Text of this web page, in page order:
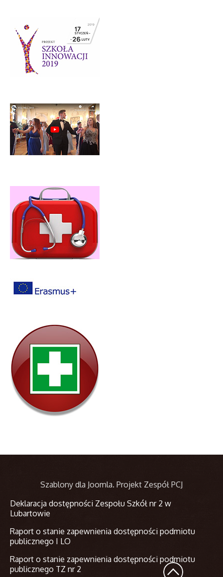
Szablony dla Joomla. Projekt Zespół PCJ
Deklaracja dostępności Zespołu Szkół nr 2 w
Lubartowie
Raport o stanie zapewnienia dostępności podmiotu
publicznego I LO
Raport o stanie zapewnienia dostępności podmiotu
publicznego TZ nr 2